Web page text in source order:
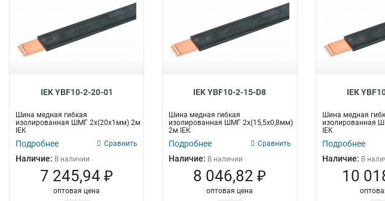
IEK YBF10-2-20-01
Шина медная гибкая
изолированная ШМГ 2х(20х1мм) 2м
IEK
Подробнее Сравнить
Наличие: В наличии
7 245,94 ₽
оптовая цена
IEK YBF10-2-15-D8
Шина медная гибкая
изолированная ШМГ 2х(15,5х0,8мм)
2м IEK
Подробнее Сравнить
Наличие: В наличии
8 046,82 ₽
оптовая цена
IEK
Шина медная
изолированная
IEK
Подробнее
Наличие: В
10